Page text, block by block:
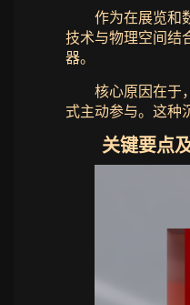
作为在展览和
技术与物理空间结
器。
核心原因在于
式主动参与。这种
关键要点